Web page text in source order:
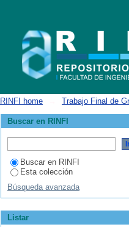
RINFI home Trabajo Final de
Buscar en RINFI
Buscar en RINFI
Esta colección
Búsqueda avanzada
Listar